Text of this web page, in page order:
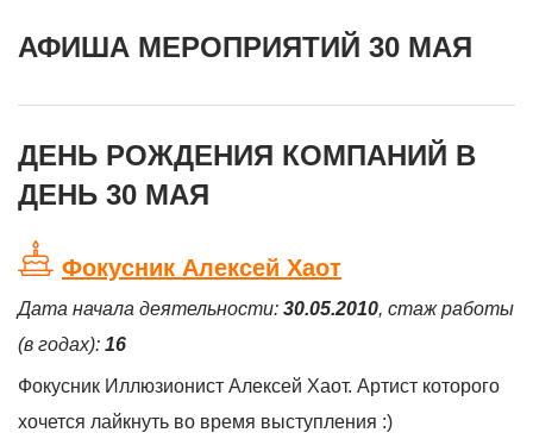
АФИША МЕРОПРИЯТИЙ 30 МАЯ
ДЕНЬ РОЖДЕНИЯ КОМПАНИЙ В
ДЕНЬ 30 МАЯ
Фокусник Алексей Хаот
Дата начала деятельности: 30.05.2010, стаж работы
(в годах): 16
Фокусник Иллюзионист Алексей Хаот. Артист которого
хочется лайкнуть во время выступления :)